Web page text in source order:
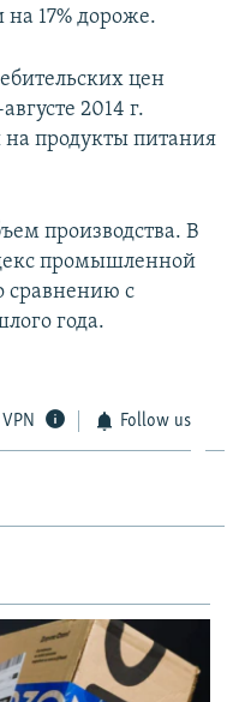
на 17% дороже.
цен
2014 г.
на продукты питания
производства. В
промышленной
сравнению с
года.
Follow us